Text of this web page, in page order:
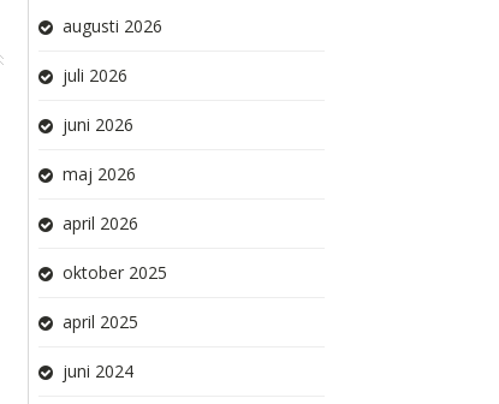
augusti 2026
juli 2026
juni 2026
maj 2026
april 2026
oktober 2025
april 2025
juni 2024